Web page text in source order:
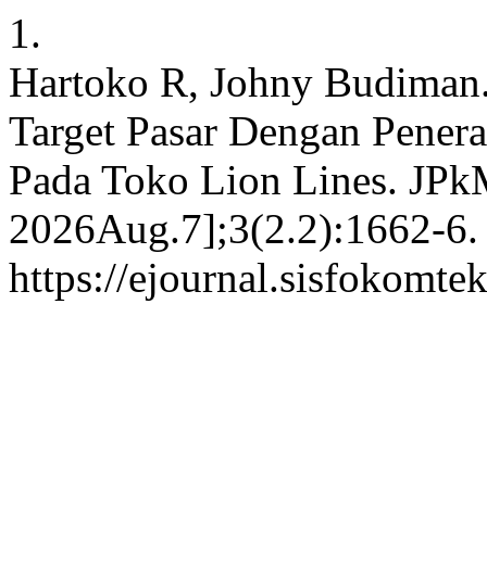
1.
Hartoko R, Johny
Target Pasar Dengan
Pada Toko Lion Lines.
2026Aug.7];3(2.2):1662-
https://